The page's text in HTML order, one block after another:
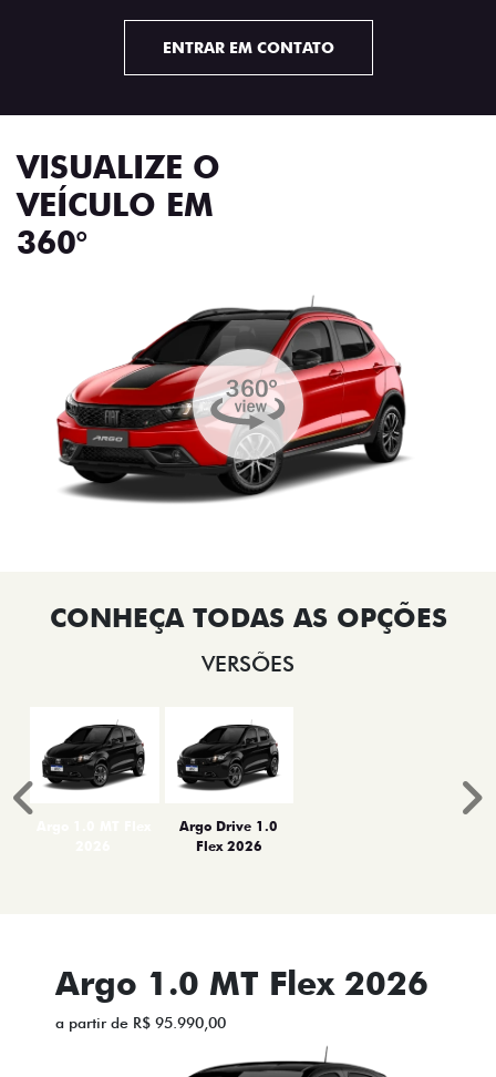
ENTRAR EM CONTATO
VISUALIZE O
VEÍCULO EM
360°
VERSÕES
Argo Drive 1.0
Flex 2026
Anterior
Argo 1.0 MT Flex 2026
a partir de R$ 95.990,00